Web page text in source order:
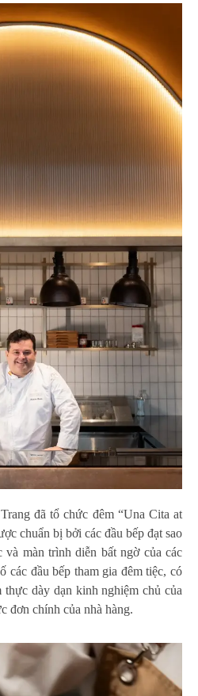
đã tổ chức đêm “Una Cita at
chuẩn bị bởi các đầu bếp đạt sao
màn trình diễn bất ngờ của các
các đầu bếp tham gia đêm tiệc, có
thực dày dạn kinh nghiệm chủ của
đơn chính của nhà hàng.